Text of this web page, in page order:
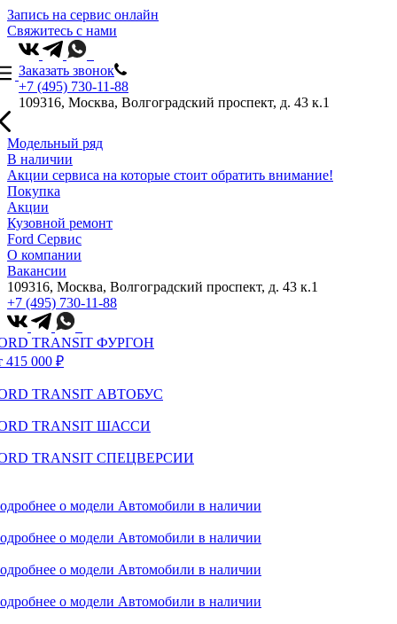
Запись на сервис онлайн
Свяжитесь с нами
Заказать звонок
+7 (495) 730-11-88
109316, Москва, Волгоградский проспект, д. 43 к.1
Модельный ряд
В наличии
Акции сервиса на которые стоит обратить внимание!
Покупка
Акции
Кузовной ремонт
Ford Сервис
О компании
Вакансии
109316, Москва, Волгоградский проспект, д. 43 к.1
+7 (495) 730-11-88
TRANSIT ФУРГОН
415 000 ₽
TRANSIT АВТОБУС
TRANSIT ШАССИ
TRANSIT СПЕЦВЕРСИИ
о модели Автомобили в наличии
о модели Автомобили в наличии
о модели Автомобили в наличии
о модели Автомобили в наличии